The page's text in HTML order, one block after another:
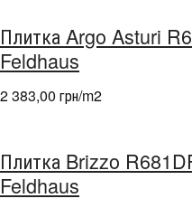
Плитка Argo Asturi
Feldhaus
2 383,00 грн/m2
Плитка Brizzo
Feldhaus